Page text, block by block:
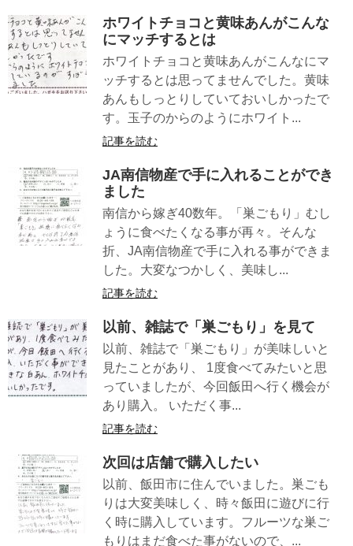
ホワイトチョコと黄味あんがこんな
にマッチするとは
ホワイトチョコと黄味あんがこんなにマ
ッチするとは思ってませんでした。黄味
あんもしっとりしていておいしかったで
す。玉子のからのようにホワイト...
記事を読む
JA南信物産で手に入れることができ
ました
南信から嫁ぎ40数年。「巣ごもり」むし
ょうに食べたくなる事が再々。そんな
折、JA南信物産で手に入れる事ができま
した。大変なつかしく、美味し...
記事を読む
以前、雑誌で「巣ごもり」を見て
以前、雑誌で「巣ごもり」が美味しいと
見たことがあり、 1度食べてみたいと思
っていましたが、今回飯田へ行く機会が
あり購入。 いただく事...
記事を読む
次回は店舗で購入したい
以前、飯田市に住んでいました。巣ごも
りは大変美味しく、時々飯田に遊びに行
く時に購入しています。フルーツな巣ご
もりはまだ食べた事がないので、...